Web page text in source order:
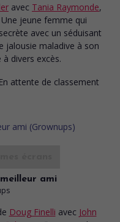
avec Tania Raymonde,
Une jeune femme qui
avec un séduisant
jalousie maladive à son
divers excès.
ami
Doug Finelli avec John